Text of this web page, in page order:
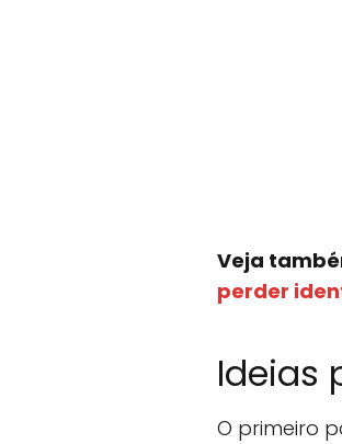
Veja
perder
Ideias
O primeiro